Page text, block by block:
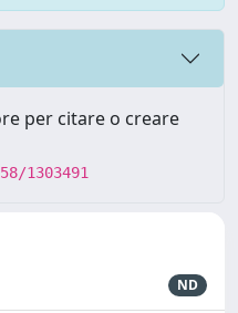
per citare o creare
1303491
ND